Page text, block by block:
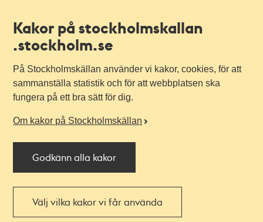
Kakor på stockholmskallan
.stockholm.se
På Stockholmskällan använder vi kakor, cookies, för att
sammanställa statistik och för att webbplatsen ska
fungera på ett bra sätt för dig.
Om kakor på Stockholmskällan
Godkänn alla kakor
Välj vilka kakor vi får använda